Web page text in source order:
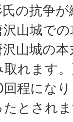
の抗争
山城で
山城の
れます
程にな
とされ